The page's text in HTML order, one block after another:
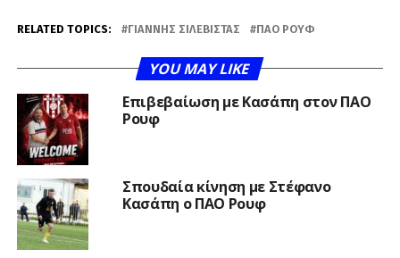
RELATED TOPICS: ΓΙΆΝΝΗΣ ΣΙΛΕΒΊΣΤΑΣ ΠΑΟ ΡΟΥΦ
YOU MAY LIKE
Επιβεβαίωση με Κασάπη στον ΠΑΟ
Ρουφ
Σπουδαία κίνηση με Στέφανο
Κασάπη ο ΠΑΟ Ρουφ